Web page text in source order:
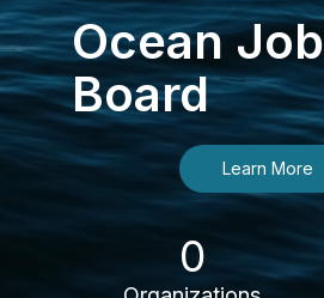
Ocean Job
Board
Learn More
0